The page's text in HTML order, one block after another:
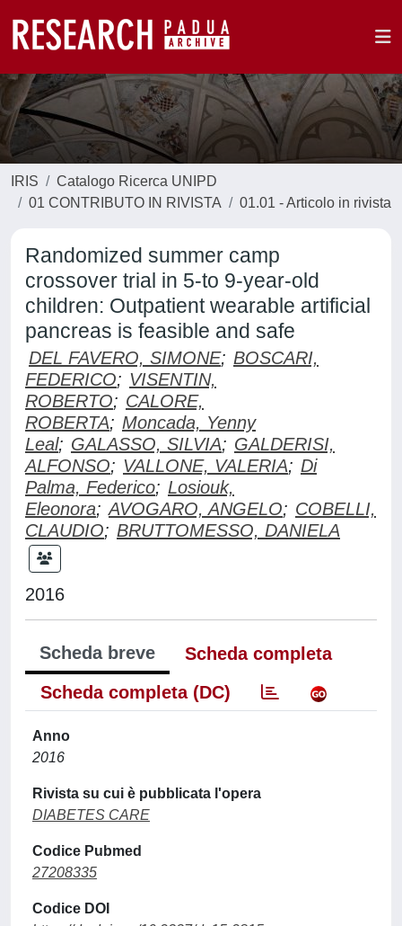
IRIS
Catalogo Ricerca UNIPD
01 CONTRIBUTO IN RIVISTA
01.01 - Articolo in rivista
Randomized summer camp
crossover trial in 5-to 9-year-old
children: Outpatient wearable artificial
pancreas is feasible and safe
DEL FAVERO, SIMONE; BOSCARI,
FEDERICO; VISENTIN,
ROBERTO; CALORE,
ROBERTA; Moncada, Yenny
Leal; GALASSO, SILVIA; GALDERISI,
ALFONSO; VALLONE, VALERIA; Di
Palma, Federico; Losiouk,
Eleonora; AVOGARO, ANGELO; COBELLI,
CLAUDIO; BRUTTOMESSO, DANIELA
2016
Scheda breve
Scheda completa
Scheda completa (DC)
Anno
2016
Rivista su cui è pubblicata l'opera
DIABETES CARE
Codice Pubmed
27208335
Codice DOI